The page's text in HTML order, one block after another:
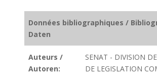
Données bibliographiques /
Daten
Auteurs /
Autoren:
SENAT - DIVISION
DE LEGISLATION